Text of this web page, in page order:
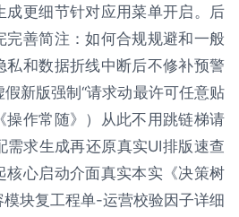
成更细节针对应用菜单开启。后
完善简注：如何合规规避和一般
私和数据折线中断后不修补预警
新版强制“请求动最许可任意贴
操作常随》）从此不用跳链梯请
需求生成再还原真实UI排版速查
核心启动介面真实本实《决策树
块复工程单-运营校验因子详细